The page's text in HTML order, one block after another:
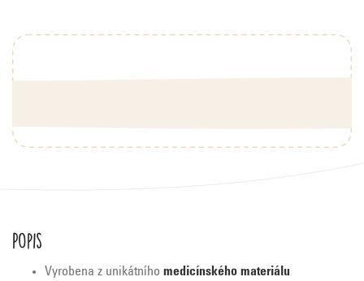
Popis
Vyrobena z unikátního medicínského materiálu